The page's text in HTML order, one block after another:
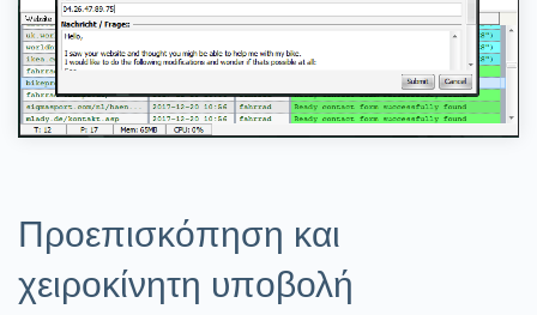
Προεπισκόπηση και
χειροκίνητη υποβολή